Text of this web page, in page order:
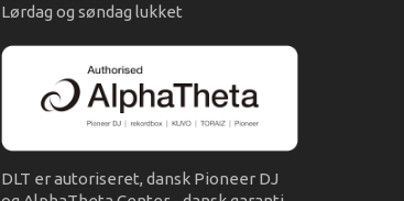
Lørdag og søndag lukket
DLT er autoriseret, dansk Pioneer DJ